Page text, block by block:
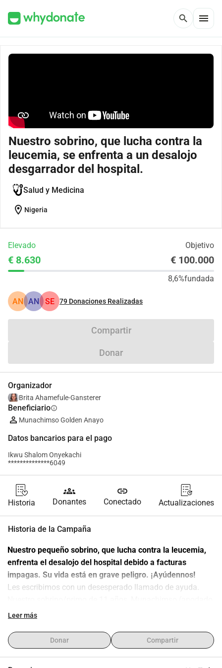
search menu
Nuestro sobrino, que lucha contra la
leucemia, se enfrenta a un desalojo
desgarrador del hospital.
Salud y Medicina
location_on Nigeria
Elevado Objetivo
€ 8.630 € 100.000
8,6%fundada
AN AN SE 79 Donaciones Realizadas
Compartir
Donar
Organizador
Brita Ahamefule-Gansterer
Beneficiarioinfo
Munachimso Golden Anayo
Datos bancarios para el pago
Ikwu Shalom Onyekachi
**************6049
Historia
groups
Donantes
link
Conectado Actualizaciones
Historia de la Campaña
Nuestro pequeño sobrino, que lucha contra la leucemia,
enfrenta el desalojo del hospital debido a facturas
impagas. Su vida está en grave peligro. ¡Ayúdennos!
Les escribimos con un desesperado llamado de ayuda.
Muna), está gravemente enfermo y su vida está en peligro.
aguda, una noticia devastadora para nuestra familia.
Desde entonces, hemos estado luchando por su vida, pero
Leer más
Donar Compartir